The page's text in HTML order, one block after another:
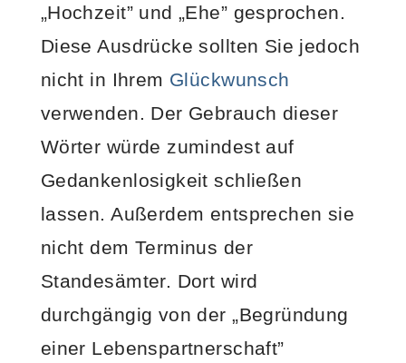
„Hochzeit” und „Ehe” gesprochen.
Diese Ausdrücke sollten Sie jedoch
nicht in Ihrem Glückwunsch
verwenden. Der Gebrauch dieser
Wörter würde zumindest auf
Gedankenlosigkeit schließen
lassen. Außerdem entsprechen sie
nicht dem Terminus der
Standesämter. Dort wird
durchgängig von der „Begründung
einer Lebenspartnerschaft”